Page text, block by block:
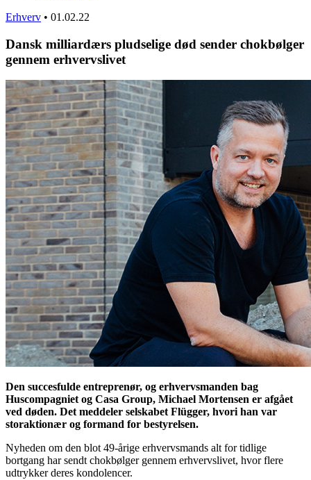
Erhverv • 01.02.22
Dansk milliardærs pludselige død sender chokbølger
gennem erhvervslivet
Den succesfulde entreprenør, og erhvervsmanden bag
Huscompagniet og Casa Group, Michael Mortensen er afgået
ved døden. Det meddeler selskabet Flügger, hvori han var
storaktionær og formand for bestyrelsen.
Nyheden om den blot 49-årige erhvervsmands alt for tidlige
bortgang har sendt chokbølger gennem erhvervslivet, hvor flere
udtrykker deres kondolencer.